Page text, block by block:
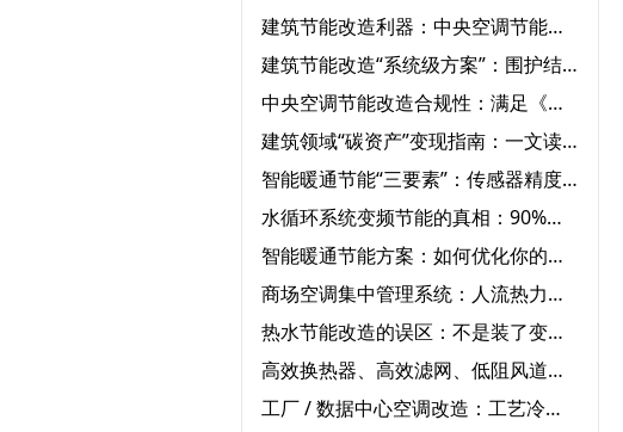
建筑节能改造利器：中央空调节能改造与自控系统的完美结合‌
建筑节能改造“系统级方案”：围护结构+用能设备+智能控制三重降耗路径‌
中央空调节能改造合规性：满足《公共建筑节能标准》的12项要求‌
建筑领域“碳资产”变现指南：一文读懂CCER方法学如何激活公共建筑节能改造
智能暖通节能“三要素”：传感器精度、算法优化与云端协同‌
水循环系统变频节能的真相：90%节能量来自系统优化，而非设备‌
智能暖通节能方案：如何优化你的空调系统降低能耗？‌
商场空调集中管理系统：人流热力图驱动的动态调节策略‌
热水节能改造的误区：不是装了变频器就能“一劳永逸”‌
高效换热器、高效滤网、低阻风道：建筑暖通系统的被动节能改造路径‌
工厂 / 数据中心空调改造：工艺冷却 + 空调复合系统节能‌